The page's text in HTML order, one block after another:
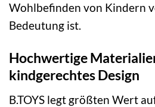
Wohlbefinden von Kindern
Bedeutung ist.
Hochwertige
kindgerechtes Design
B.TOYS legt größten Wert